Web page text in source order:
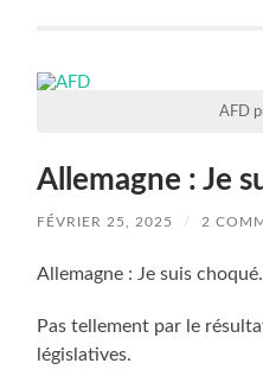
AFD
Allemagne : Je
FÉVRIER 25, 2025 / 2
Allemagne : Je suis
Pas tellement par le
législatives.